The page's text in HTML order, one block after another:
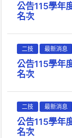
公告115學年
名次
二技 最新消息
公告115學年
名次
二技 最新消息
公告115學年
名次